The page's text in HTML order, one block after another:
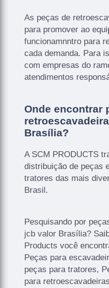
As peças de
para promover ao
funcionamnntro para
cada demanda. Para
com empresas do
atendimentos
Onde encontrar
Brasília?
A SCM PRODUCTS
distribuição de peças
tratores das mais
Brasil.
Pesquisando por
jcb valor Brasília?
Products você
Peças para
peças para tratores,
para